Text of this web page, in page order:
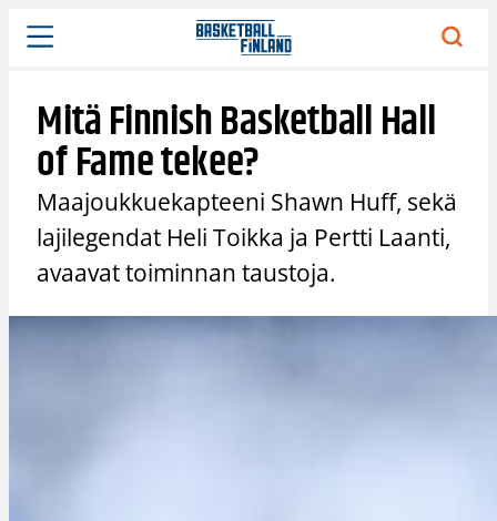
Siirry
sisältöön
Mitä Finnish Basketball Hall
of Fame tekee?
Maajoukkuekapteeni Shawn Huff, sekä
lajilegendat Heli Toikka ja Pertti Laanti,
avaavat toiminnan taustoja.